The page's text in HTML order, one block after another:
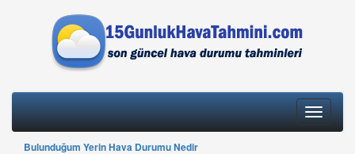
Toggle
Bulunduğum Yerin Hava Durumu Nedir